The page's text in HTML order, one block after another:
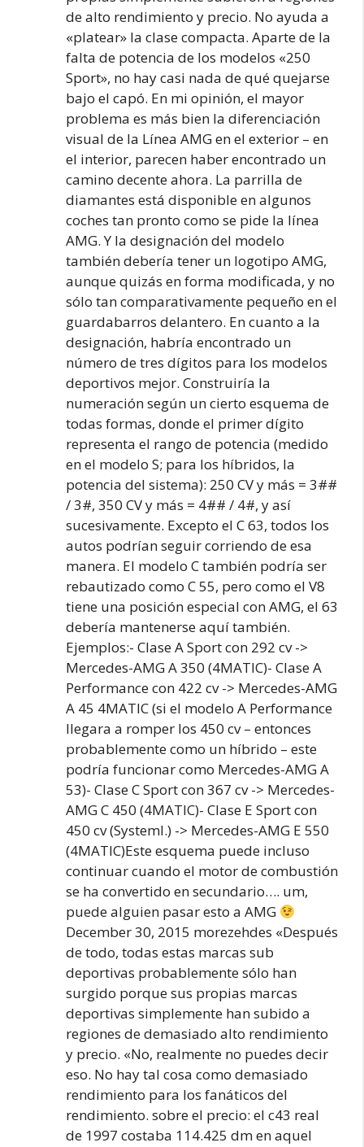
de alto rendimiento y precio. No ayuda a
«platear» la clase compacta. Aparte de la
falta de potencia de los modelos «250
Sport», no hay casi nada de qué quejarse
bajo el capó. En mi opinión, el mayor
problema es más bien la diferenciación
visual de la Línea AMG en el exterior – en
el interior, parecen haber encontrado un
camino decente ahora. La parrilla de
diamantes está disponible en algunos
coches tan pronto como se pide la línea
AMG. Y la designación del modelo
también debería tener un logotipo AMG,
aunque quizás en forma modificada, y no
sólo tan comparativamente pequeño en el
guardabarros delantero. En cuanto a la
designación, habría encontrado un
número de tres dígitos para los modelos
deportivos mejor. Construiría la
numeración según un cierto esquema de
todas formas, donde el primer dígito
representa el rango de potencia (medido
en el modelo S; para los híbridos, la
potencia del sistema): 250 CV y más = 3##
/ 3#, 350 CV y más = 4## / 4#, y así
sucesivamente. Excepto el C 63, todos los
autos podrían seguir corriendo de esa
manera. El modelo C también podría ser
rebautizado como C 55, pero como el V8
tiene una posición especial con AMG, el 63
debería mantenerse aquí también.
Ejemplos:- Clase A Sport con 292 cv ->
Mercedes-AMG A 350 (4MATIC)- Clase A
Performance con 422 cv -> Mercedes-AMG
A 45 4MATIC (si el modelo A Performance
llegara a romper los 450 cv – entonces
probablemente como un híbrido – este
podría funcionar como Mercedes-AMG A
53)- Clase C Sport con 367 cv -> Mercedes-
AMG C 450 (4MATIC)- Clase E Sport con
450 cv (Systeml.) -> Mercedes-AMG E 550
(4MATIC)Este esquema puede incluso
continuar cuando el motor de combustión
se ha convertido en secundario…. um,
puede alguien pasar esto a AMG
December 30, 2015 morezehdes «Después
de todo, todas estas marcas sub
deportivas probablemente sólo han
surgido porque sus propias marcas
deportivas simplemente han subido a
regiones de demasiado alto rendimiento
y precio. «No, realmente no puedes decir
eso. No hay tal cosa como demasiado
rendimiento para los fanáticos del
rendimiento. sobre el precio: el c43 real
de 1997 costaba 114.425 dm en aquel